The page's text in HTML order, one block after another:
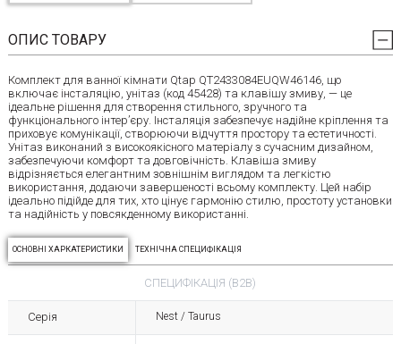
ОПИС ТОВАРУ
Комплект для ванної кімнати Qtap QT2433084EUQW46146, що
включає інсталяцію, унітаз (код 45428) та клавішу змиву, — це
ідеальне рішення для створення стильного, зручного та
функціонального інтер’єру. Інсталяція забезпечує надійне кріплення та
приховує комунікації, створюючи відчуття простору та естетичності.
Унітаз виконаний з високоякісного матеріалу з сучасним дизайном,
забезпечуючи комфорт та довговічність. Клавіша змиву
відрізняється елегантним зовнішнім виглядом та легкістю
використання, додаючи завершеності всьому комплекту. Цей набір
ідеально підійде для тих, хто цінує гармонію стилю, простоту установки
та надійність у повсякденному використанні.
ОСНОВНІ ХАРКАТЕРИСТИКИ ТЕХНІЧНА СПЕЦИФІКАЦІЯ
СПЕЦИФІКАЦІЯ (B2B)
Серія Nest / Taurus